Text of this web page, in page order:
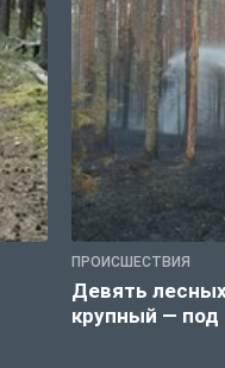
ПРОИСШЕСТВИЯ
Девять
крупный —